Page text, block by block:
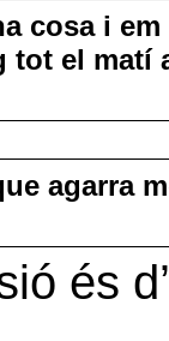
cosa i
tot el matí
agarra
és